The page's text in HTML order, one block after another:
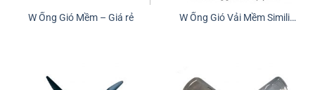
W Ống Gió Mềm – Giá rẻ
W Ống Gió Vải Mềm Simili